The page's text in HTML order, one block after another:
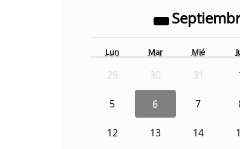
Lun Mar Mié
29 30 31
5 6 7
12 13 14